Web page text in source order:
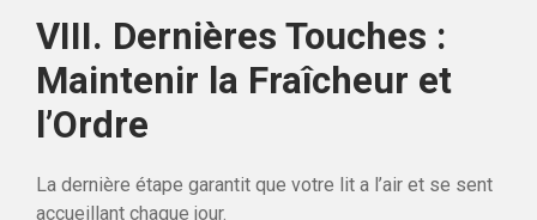
VIII. Dernières Touches :
Maintenir la Fraîcheur et
l’Ordre
La dernière étape garantit que votre lit a l’air et se sent
accueillant chaque jour.